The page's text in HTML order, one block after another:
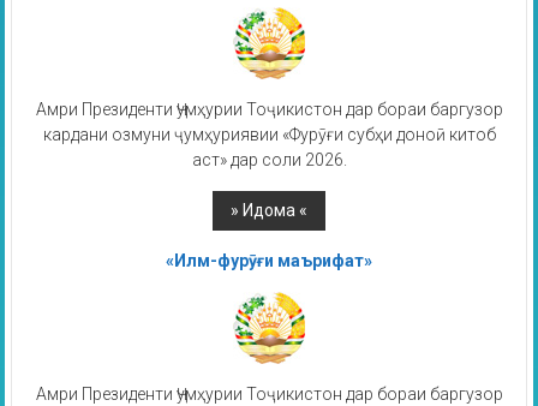
Амри Президенти Ҷумҳурии Тоҷикистон дар бораи баргузор
кардани озмуни ҷумҳуриявии «Фурӯғи субҳи доноӣ китоб
аст» дар соли 2026.
«Илм-фурӯғи маърифат»
Амри Президенти Ҷумҳурии Тоҷикистон дар бораи баргузор